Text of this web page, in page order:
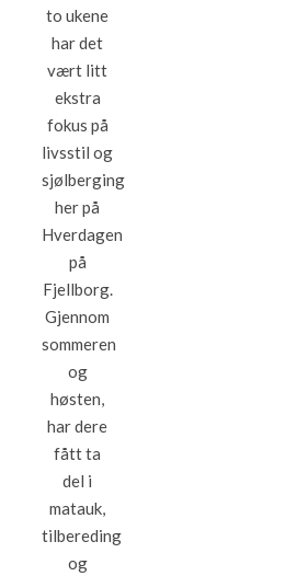
to ukene
har det
vært litt
ekstra
fokus på
livsstil og
sjølberging
her på
Hverdagen
på
Fjellborg.
Gjennom
sommeren
og
høsten,
har dere
fått ta
del i
matauk,
tilbereding
og